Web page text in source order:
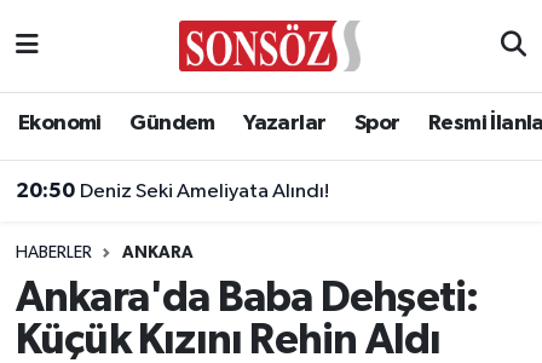
Ekonomi Gündem Yazarlar Spor Resmi
20:50 Deniz Seki Ameliyata Alındı!
HABERLER ANKARA
Ankara'da Baba Dehşeti:
Küçük Kızını Rehin Aldı
Asayiş
Biyografi
Çevre
Ankara Nöbetçi Eczaneler
Ankara Trafik Yoğunluk Haritası
Süper Lig Puan Durumu ve Fikstür